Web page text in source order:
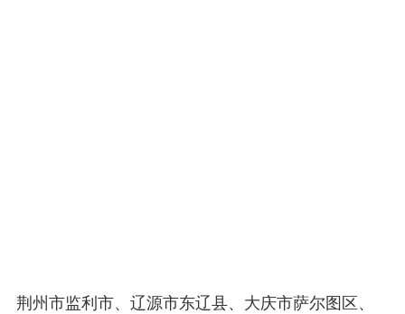
荆州市监利市、辽源市东辽县、大庆市萨尔图区、